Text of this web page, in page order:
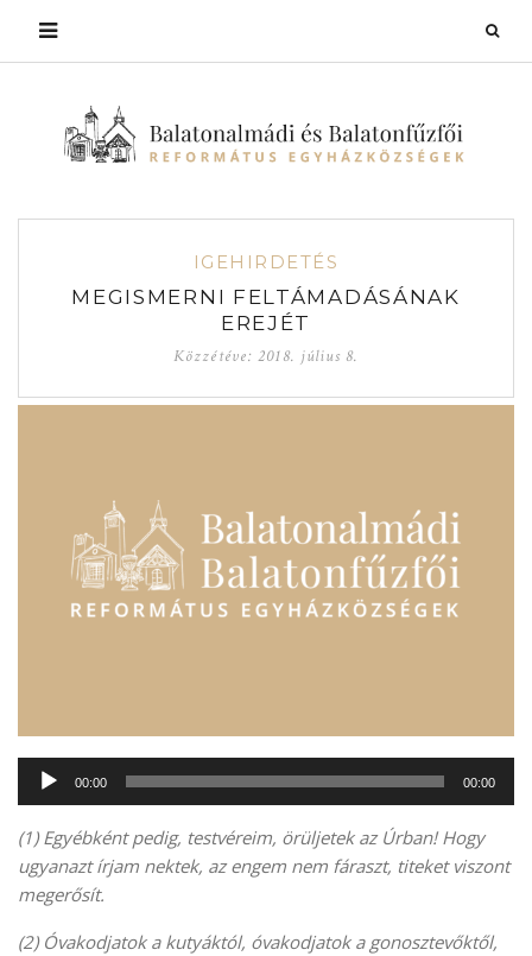
IGEHIRDETÉS
MEGISMERNI FELTÁMADÁSÁNAK
EREJÉT
Közzétéve:2018. július 8.
Audió
00:00 00:00
(1) Egyébként pedig, testvéreim, örüljetek az Úrban! Hogy
ugyanazt írjam nektek, az engem nem fáraszt, titeket viszont
megerősít.
(2) Óvakodjatok a kutyáktól, óvakodjatok a gonosztevőktől,